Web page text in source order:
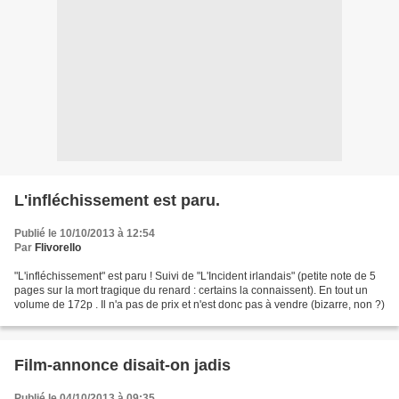
L'infléchissement est paru.
Publié le 10/10/2013 à 12:54
Par Flivorello
"L'infléchissement" est paru ! Suivi de "L'Incident irlandais" (petite note de 5
pages sur la mort tragique du renard : certains la connaissent). En tout un
volume de 172p . Il n'a pas de prix et n'est donc pas à vendre (bizarre, non ?)
Film-annonce disait-on jadis